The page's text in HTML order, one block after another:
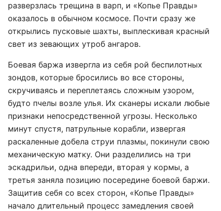
разверзлась трещина в варп, и «Копье Правды»
оказалось в обычном космосе. Почти сразу же
открылись пусковые шахты, выплескивая красный
свет из зевающих утроб ангаров.
Боевая баржа извергла из себя рой беспилотных
зондов, которые бросились во все стороны,
скручиваясь и переплетаясь сложным узором,
будто пчелы возле улья. Их сканеры искали любые
признаки непосредственной угрозы. Несколько
минут спустя, патрульные корабли, извергая
раскаленные добела струи плазмы, покинули свою
механическую матку. Они разделились на три
эскадрильи, одна впереди, вторая у кормы, а
третья заняла позицию посередине боевой баржи.
Защитив себя со всех сторон, «Копье Правды»
начало длительный процесс замедления своей